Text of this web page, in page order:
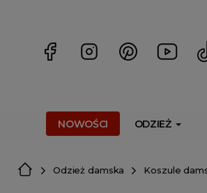
NOWOŚCI ODZIEŻ
Odzież damska Koszule